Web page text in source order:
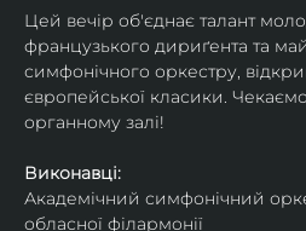
Цей вечір об'єднає талант
французького дириґента та
симфонічного оркестру,
європейської класики.
органному залі!
Виконавці:
Академічний симфонічний
обласної філармонії